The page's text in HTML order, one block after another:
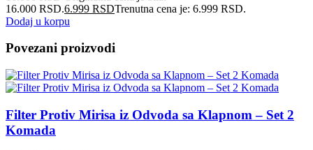
16.000 RSD.6.999 RSDTrenutna cena je: 6.999 RSD.
Dodaj u korpu
Povezani proizvodi
Filter Protiv Mirisa iz Odvoda sa Klapnom – Set 2
Komada